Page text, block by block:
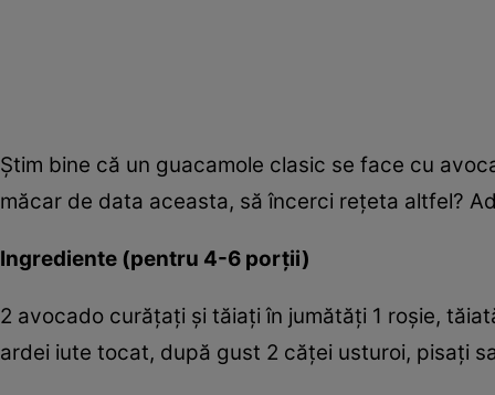
Ştim bine că un guacamole clasic se face cu
măcar de data aceasta, să încerci reţeta altfel?
Ingrediente (pentru 4-6 porţii)
2 avocado curăţaţi şi tăiaţi în jumătăţi 1 roşie,
ardei iute tocat, după gust 2 căţei usturoi, pisaţi